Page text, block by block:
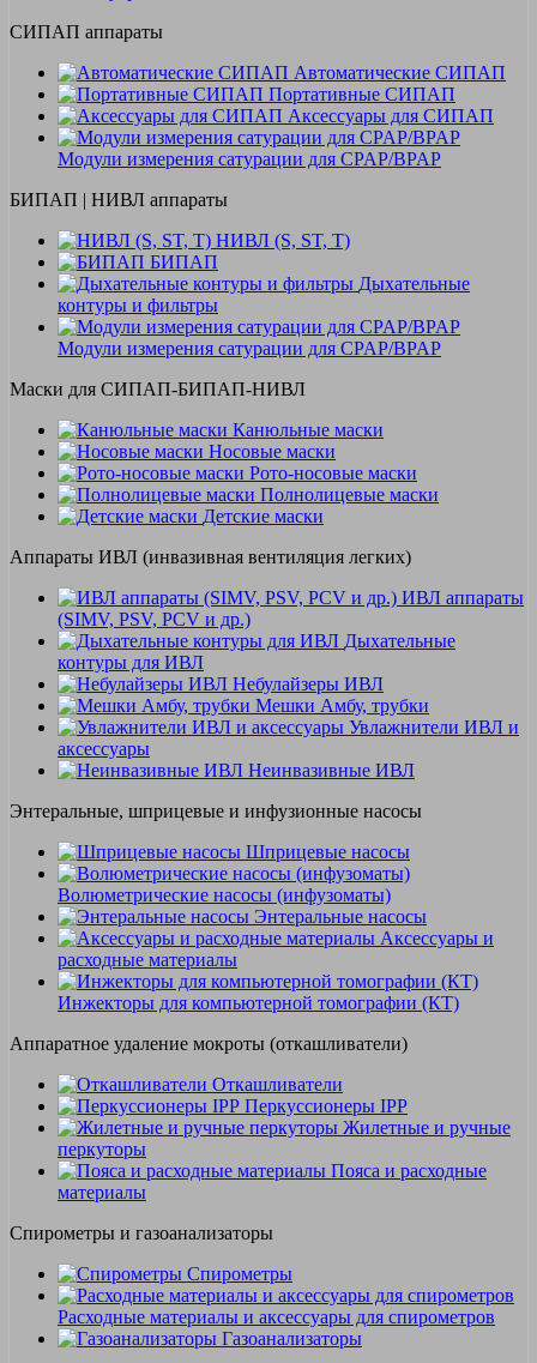
СИПАП аппараты
Автоматические СИПАП
Портативные СИПАП
Аксессуары для СИПАП
Модули измерения сатурации для CPAP/BPAP
БИПАП | НИВЛ аппараты
НИВЛ (S, ST, T)
БИПАП
Дыхательные
контуры и фильтры
Модули измерения сатурации для CPAP/BPAP
Маски для СИПАП-БИПАП-НИВЛ
Канюльные маски
Носовые маски
Рото-носовые маски
Полнолицевые маски
Детские маски
Аппараты ИВЛ (инвазивная вентиляция легких)
ИВЛ аппараты
(SIMV, PSV, PCV и др.)
Дыхательные
контуры для ИВЛ
Небулайзеры ИВЛ
Мешки Амбу, трубки
Увлажнители ИВЛ и
аксессуары
Неинвазивные ИВЛ
Энтеральные, шприцевые и инфузионные насосы
Шприцевые насосы
Волюметрические насосы (инфузоматы)
Энтеральные насосы
Аксессуары и
расходные материалы
Инжекторы для компьютерной томографии (КТ)
Аппаратное удаление мокроты (откашливатели)
Откашливатели
Перкуссионеры IPP
Жилетные и ручные
перкуторы
Пояса и расходные
материалы
Спирометры и газоанализаторы
Спирометры
Расходные материалы и аксессуары для спирометров
Газоанализаторы